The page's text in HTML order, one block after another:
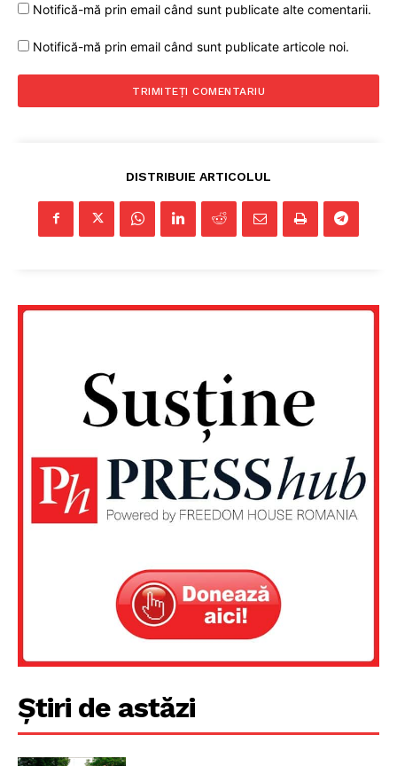
Un proiect
Notifică-mă prin email când sunt publicate alte comentarii.
Notifică-mă prin email când sunt publicate articole noi.
DISTRIBUIE ARTICOLUL
Știri de astăzi